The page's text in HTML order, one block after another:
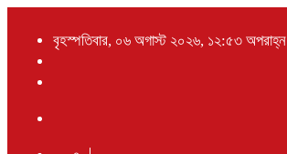
বৃহস্পতিবার, ০৬ অগাস্ট ২০২৬, ১২:৫৩ অপরাহ্ন